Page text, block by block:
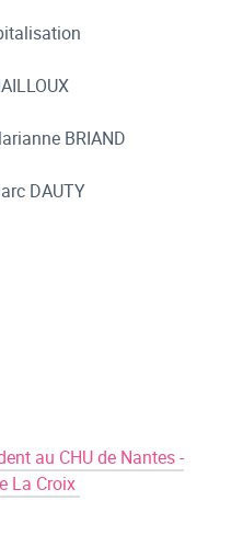
BRIAND
DAUTY
au CHU de Nantes -
La Croix